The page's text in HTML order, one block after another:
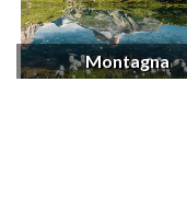
Montagna